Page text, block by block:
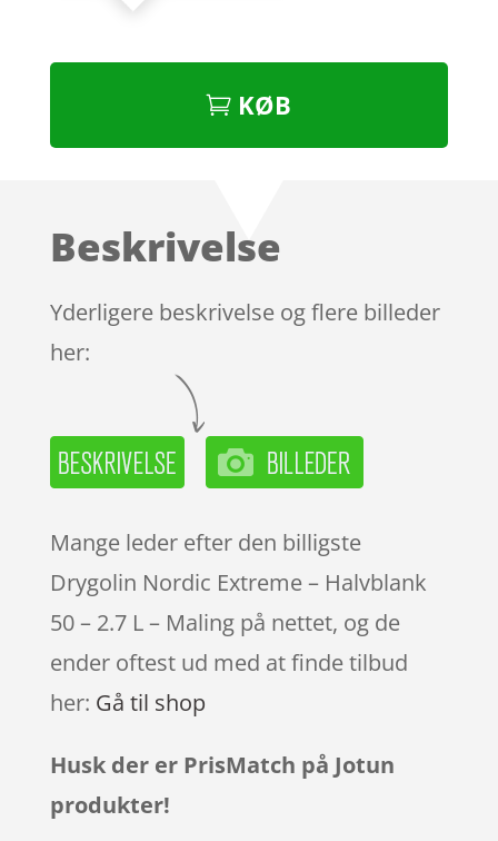
KØB
Beskrivelse
Yderligere beskrivelse og flere billeder
her:
Mange leder efter den billigste
Drygolin Nordic Extreme – Halvblank
50 – 2.7 L – Maling på nettet, og de
ender oftest ud med at finde tilbud
her: Gå til shop
Husk der er PrisMatch på Jotun
produkter!